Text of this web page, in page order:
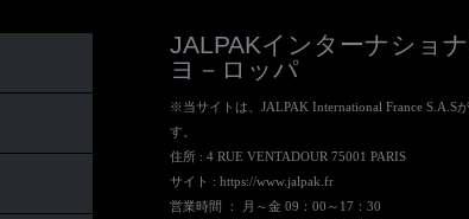
JALPAKインターナシ
ヨ－ロッパ
※当サイトは、JALPAK International France S.A.S
す。
住所 : 4 RUE VENTADOUR 75001 PARIS
サイト : https://www.jalpak.fr
営業時間 ： 月～金 09：00～17：30